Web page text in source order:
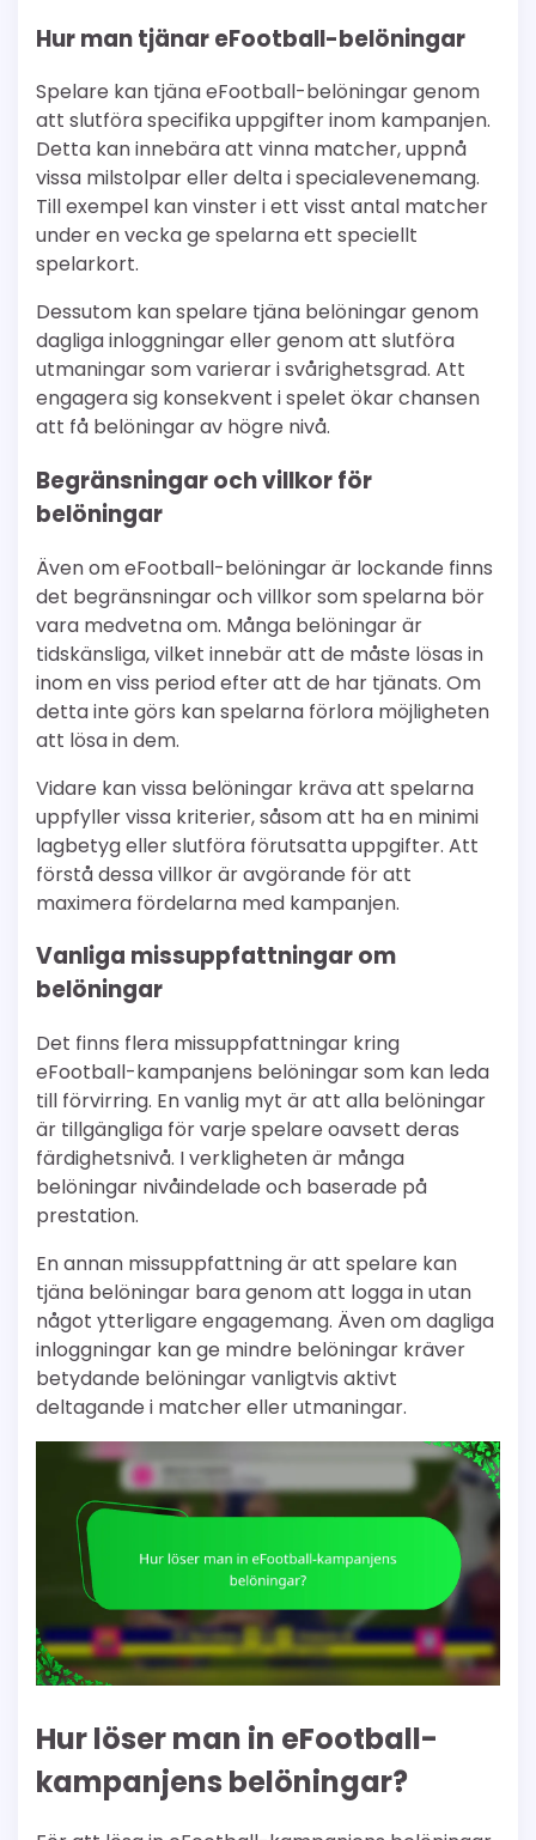
Hur man tjänar eFootball-belöningar
Spelare kan tjäna eFootball-belöningar genom
att slutföra specifika uppgifter inom kampanjen.
Detta kan innebära att vinna matcher, uppnå
vissa milstolpar eller delta i specialevenemang.
Till exempel kan vinster i ett visst antal matcher
under en vecka ge spelarna ett speciellt
spelarkort.
Dessutom kan spelare tjäna belöningar genom
dagliga inloggningar eller genom att slutföra
utmaningar som varierar i svårighetsgrad. Att
engagera sig konsekvent i spelet ökar chansen
att få belöningar av högre nivå.
Begränsningar och villkor för
belöningar
Även om eFootball-belöningar är lockande finns
det begränsningar och villkor som spelarna bör
vara medvetna om. Många belöningar är
tidskänsliga, vilket innebär att de måste lösas in
inom en viss period efter att de har tjänats. Om
detta inte görs kan spelarna förlora möjligheten
att lösa in dem.
Vidare kan vissa belöningar kräva att spelarna
uppfyller vissa kriterier, såsom att ha en minimi
lagbetyg eller slutföra förutsatta uppgifter. Att
förstå dessa villkor är avgörande för att
maximera fördelarna med kampanjen.
Vanliga missuppfattningar om
belöningar
Det finns flera missuppfattningar kring
eFootball-kampanjens belöningar som kan leda
till förvirring. En vanlig myt är att alla belöningar
är tillgängliga för varje spelare oavsett deras
färdighetsnivå. I verkligheten är många
belöningar nivåindelade och baserade på
prestation.
En annan missuppfattning är att spelare kan
tjäna belöningar bara genom att logga in utan
något ytterligare engagemang. Även om dagliga
inloggningar kan ge mindre belöningar kräver
betydande belöningar vanligtvis aktivt
deltagande i matcher eller utmaningar.
Hur löser man in eFootball-
kampanjens belöningar?